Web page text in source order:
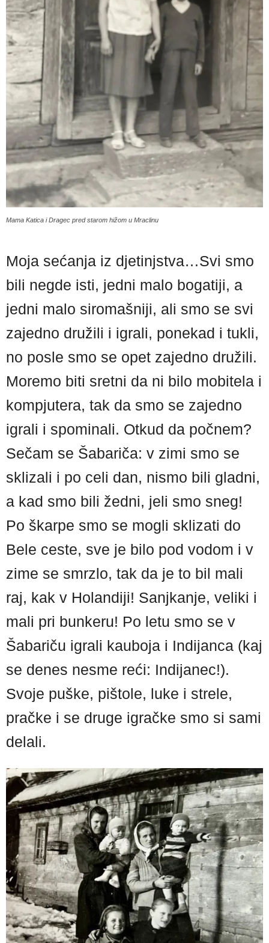
Mama Katica i Dragec pred starom hižom u Mraclinu
Moja sećanja iz djetinjstva…Svi smo
bili negde isti, jedni malo bogatiji, a
jedni malo siromašniji, ali smo se svi
zajedno družili i igrali, ponekad i tukli,
no posle smo se opet zajedno družili.
Moremo biti sretni da ni bilo mobitela i
kompjutera, tak da smo se zajedno
igrali i spominali. Otkud da počnem?
Sečam se Šabariča: v zimi smo se
sklizali i po celi dan, nismo bili gladni,
a kad smo bili žedni, jeli smo sneg!
Po škarpe smo se mogli sklizati do
Bele ceste, sve je bilo pod vodom i v
zime se smrzlo, tak da je to bil mali
raj, kak v Holandiji! Sanjkanje, veliki i
mali pri bunkeru! Po letu smo se v
Šabariču igrali kauboja i Indijanca (kaj
se denes nesme reći: Indijanec!).
Svoje puške, pištole, luke i strele,
pračke i se druge igračke smo si sami
delali.